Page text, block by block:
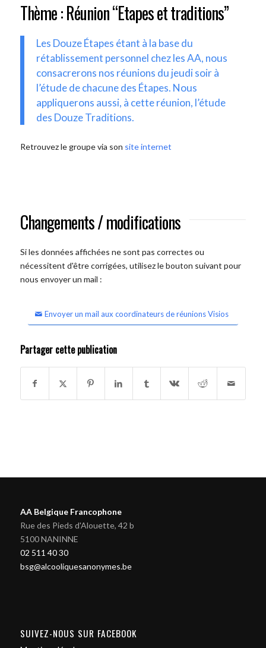
Thème : Réunion “Etapes et traditions”
Les Douze Étapes étant à la base du
rétablissement personnel chez les AA, nous
consacrerons nos réunions du jeudi soir à
l’étude de chacune des Étapes. Nous
appliquerons aussi, à cette réunion, l’étude
des Douze Traditions.
Retrouvez le groupe via son site internet
Changements / modifications
Si les données affichées ne sont pas correctes ou
nécessitent d'être corrigées, utilisez le bouton suivant pour
nous envoyer un mail :
Envoyer un mail aux coordinateurs de réunions Visios
Partager cette publication
AA Belgique Francophone
Rue des Pieds d'Alouette, 42 b
5100 NANINNE
02 511 40 30
bsg@alcooliquesanonymes.be
SUIVEZ-NOUS SUR FACEBOOK